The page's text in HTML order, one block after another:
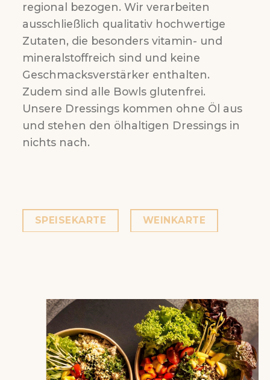
regional bezogen.Wir verarbeiten
ausschließlich qualitativ hochwertige
Zutaten, die besonders vitamin- und
mineralstoffreich sind und keine
Geschmacksverstärker enthalten.
Zudem sind alle Bowls glutenfrei.
Unsere Dressings kommen ohne Öl aus
und stehen den ölhaltigen Dressings in
nichts nach.
SPEISEKARTE WEINKARTE